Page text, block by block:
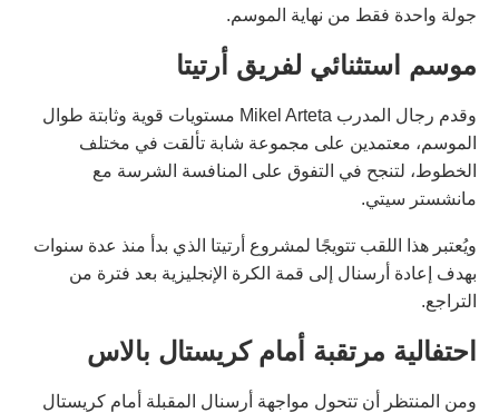
جولة واحدة فقط من نهاية الموسم.
موسم استثنائي لفريق أرتيتا
وقدم رجال المدرب Mikel Arteta مستويات قوية وثابتة طوال
الموسم، معتمدين على مجموعة شابة تألقت في مختلف
الخطوط، لتنجح في التفوق على المنافسة الشرسة مع
مانشستر سيتي.
ويُعتبر هذا اللقب تتويجًا لمشروع أرتيتا الذي بدأ منذ عدة سنوات
بهدف إعادة أرسنال إلى قمة الكرة الإنجليزية بعد فترة من
التراجع.
احتفالية مرتقبة أمام كريستال بالاس
ومن المنتظر أن تتحول مواجهة أرسنال المقبلة أمام كريستال